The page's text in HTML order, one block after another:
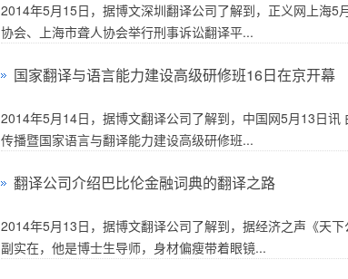
2014年5月15日，据博文深圳翻译公司了解到，正义网上海
协会、上海市聋人协会举行刑事诉讼翻译平...
国家翻译与语言能力建设高级研修班16日在京开幕
2014年5月14日，据博文翻译公司了解到，中国网5月13日
传播暨国家语言与翻译能力建设高级研修班...
翻译公司介绍巴比伦金融词典的翻译之路
2014年5月13日，据博文翻译公司了解到，据经济之声《天
副实在，他是博士生导师，身材偏瘦带着眼镜...